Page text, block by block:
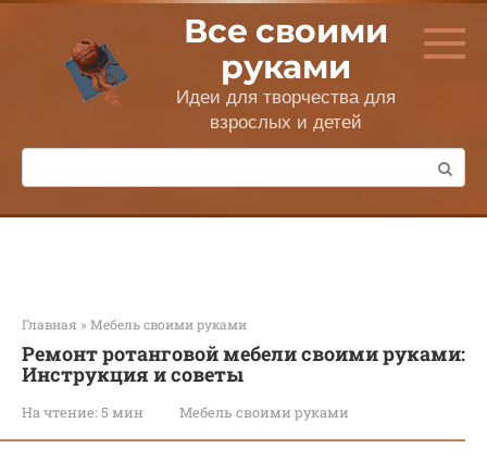
Перейти
контенту
Все своими
руками
Идеи для творчества для
взрослых и детей
Поиск:
Главная » Мебель своими руками
Ремонт ротанговой мебели своими руками:
Инструкция и советы
На чтение: 5 мин Мебель своими руками